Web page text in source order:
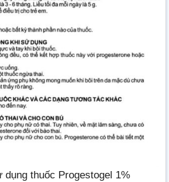
dụng thuốc Progestogel 1%